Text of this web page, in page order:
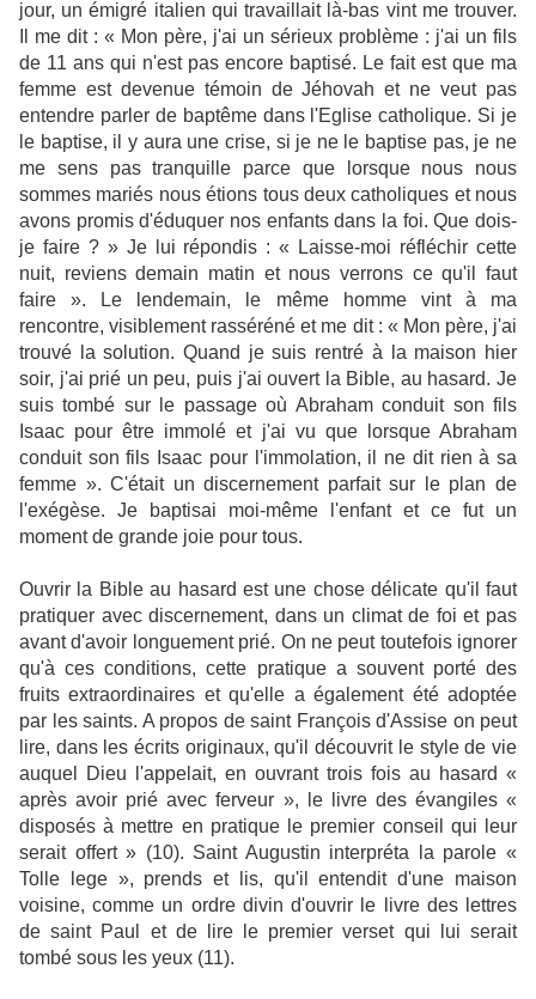
jour, un émigré italien qui travaillait là-bas vint me trouver.
Il me dit : « Mon père, j'ai un sérieux problème : j'ai un fils
de 11 ans qui n'est pas encore baptisé. Le fait est que ma
femme est devenue témoin de Jéhovah et ne veut pas
entendre parler de baptême dans l'Eglise catholique. Si je
le baptise, il y aura une crise, si je ne le baptise pas, je ne
me sens pas tranquille parce que lorsque nous nous
sommes mariés nous étions tous deux catholiques et nous
avons promis d'éduquer nos enfants dans la foi. Que dois-
je faire ? » Je lui répondis : « Laisse-moi réfléchir cette
nuit, reviens demain matin et nous verrons ce qu'il faut
faire ». Le lendemain, le même homme vint à ma
rencontre, visiblement rasséréné et me dit : « Mon père, j'ai
trouvé la solution. Quand je suis rentré à la maison hier
soir, j'ai prié un peu, puis j'ai ouvert la Bible, au hasard. Je
suis tombé sur le passage où Abraham conduit son fils
Isaac pour être immolé et j'ai vu que lorsque Abraham
conduit son fils Isaac pour l'immolation, il ne dit rien à sa
femme ». C'était un discernement parfait sur le plan de
l'exégèse. Je baptisai moi-même l'enfant et ce fut un
moment de grande joie pour tous.
Ouvrir la Bible au hasard est une chose délicate qu'il faut
pratiquer avec discernement, dans un climat de foi et pas
avant d'avoir longuement prié. On ne peut toutefois ignorer
qu'à ces conditions, cette pratique a souvent porté des
fruits extraordinaires et qu'elle a également été adoptée
par les saints. A propos de saint François d'Assise on peut
lire, dans les écrits originaux, qu'il découvrit le style de vie
auquel Dieu l'appelait, en ouvrant trois fois au hasard «
après avoir prié avec ferveur », le livre des évangiles «
disposés à mettre en pratique le premier conseil qui leur
serait offert » (10). Saint Augustin interpréta la parole «
Tolle lege », prends et lis, qu'il entendit d'une maison
voisine, comme un ordre divin d'ouvrir le livre des lettres
de saint Paul et de lire le premier verset qui lui serait
tombé sous les yeux (11).